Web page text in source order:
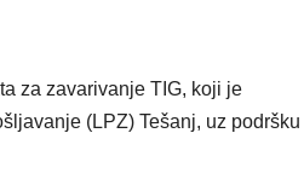
za zavarivanje TIG, koji je
(LPZ) Tešanj, uz podršku